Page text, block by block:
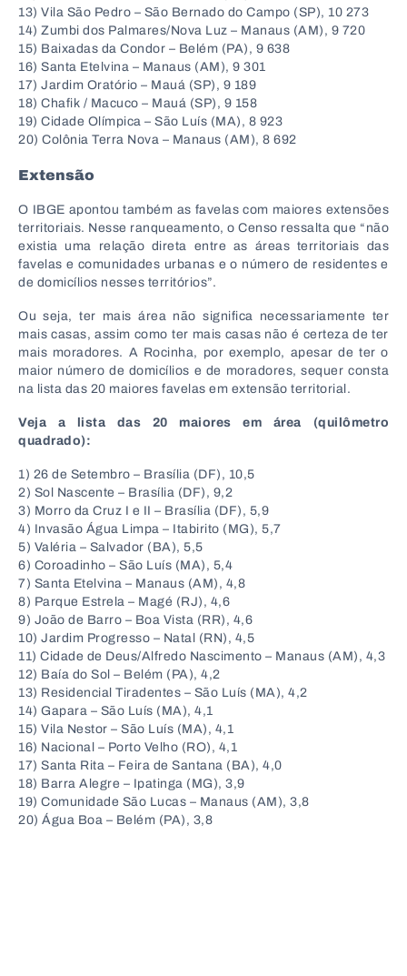
13) Vila São Pedro – São Bernado do Campo (SP), 10 273
14) Zumbi dos Palmares/Nova Luz – Manaus (AM), 9 720
15) Baixadas da Condor – Belém (PA), 9 638
16) Santa Etelvina – Manaus (AM), 9 301
17) Jardim Oratório – Mauá (SP), 9 189
18) Chafik / Macuco – Mauá (SP), 9 158
19) Cidade Olímpica – São Luís (MA), 8 923
20) Colônia Terra Nova – Manaus (AM), 8 692
Extensão
O IBGE apontou também as favelas com maiores extensões
territoriais. Nesse ranqueamento, o Censo ressalta que “não
existia uma relação direta entre as áreas territoriais das
favelas e comunidades urbanas e o número de residentes e
de domicílios nesses territórios”.
Ou seja, ter mais área não significa necessariamente ter
mais casas, assim como ter mais casas não é certeza de ter
mais moradores. A Rocinha, por exemplo, apesar de ter o
maior número de domicílios e de moradores, sequer consta
na lista das 20 maiores favelas em extensão territorial.
Veja a lista das 20 maiores em área (quilômetro
quadrado):
1) 26 de Setembro – Brasília (DF), 10,5
2) Sol Nascente – Brasília (DF), 9,2
3) Morro da Cruz I e II – Brasília (DF), 5,9
4) Invasão Água Limpa – Itabirito (MG), 5,7
5) Valéria – Salvador (BA), 5,5
6) Coroadinho – São Luís (MA), 5,4
7) Santa Etelvina – Manaus (AM), 4,8
8) Parque Estrela – Magé (RJ), 4,6
9) João de Barro – Boa Vista (RR), 4,6
10) Jardim Progresso – Natal (RN), 4,5
11) Cidade de Deus/Alfredo Nascimento – Manaus (AM), 4,3
12) Baía do Sol – Belém (PA), 4,2
13) Residencial Tiradentes – São Luís (MA), 4,2
14) Gapara – São Luís (MA), 4,1
15) Vila Nestor – São Luís (MA), 4,1
16) Nacional – Porto Velho (RO), 4,1
17) Santa Rita – Feira de Santana (BA), 4,0
18) Barra Alegre – Ipatinga (MG), 3,9
19) Comunidade São Lucas – Manaus (AM), 3,8
20) Água Boa – Belém (PA), 3,8